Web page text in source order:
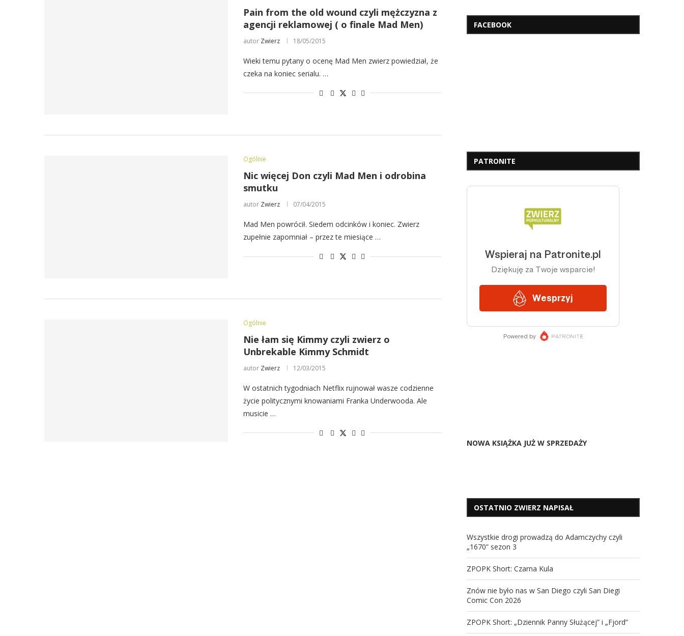
Pain from the old wound czyli mężczyzna z
agencji reklamowej ( o finale Mad Men)
autor Zwierz 18/05/2015
Wieki temu pytany o ocenę Mad Men zwierz powiedział, że
czeka na koniec serialu. …
Ogólnie
Nic więcej Don czyli Mad Men i odrobina
smutku
autor Zwierz 07/04/2015
Mad Men powrócił. Siedem odcinków i koniec. Zwierz
zupełnie zapomniał – przez te miesiące …
Ogólnie
Nie łam się Kimmy czyli zwierz o
Unbrekable Kimmy Schmidt
autor Zwierz 12/03/2015
W ostatnich tygodniach Netflix rujnował wasze codzienne
życie politycznymi knowaniami Franka Underwooda. Ale
musicie …
FACEBOOK
PATRONITE
NOWA KSIĄŻKA JUŻ W SPRZEDAŻY
OSTATNIO ZWIERZ NAPISAŁ
Wszystkie drogi prowadzą do Adamczychy czyli
„1670” sezon 3
ZPOPK Short: Czarna Kula
Znów nie było nas w San Diego czyli San Diegi
Comic Con 2026
ZPOPK Short: „Dziennik Panny Służącej” i „Fjord”